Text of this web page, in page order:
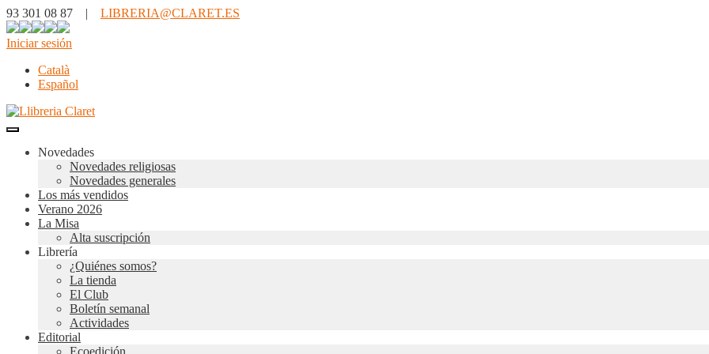
93 301 08 87 | LIBRERIA@CLARET.ES
Iniciar sesión
Català
Español
Novedades
Novedades religiosas
Novedades generales
Los más vendidos
Verano 2026
La Misa
Alta suscripción
Librería
¿Quiénes somos?
La tienda
El Club
Boletín semanal
Actividades
Editorial
Ecoedición